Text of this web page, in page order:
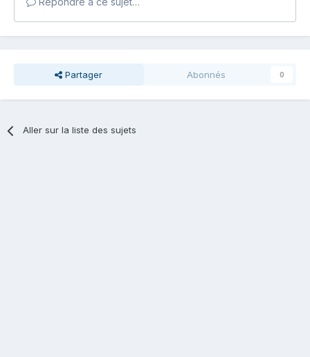
Partager Abonnés 0
Aller sur la liste des sujets